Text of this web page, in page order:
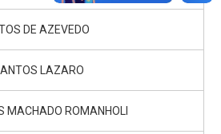
DE AZEVEDO
LAZARO
MACHADO ROMANHOLI